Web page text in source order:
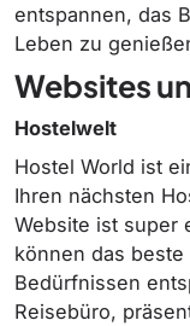
entspannen, das
Leben zu
Websites
Hostelwelt
Hostel World ist
Ihren nächsten
Website ist super
können das
Bedürfnissen
Reisebüro,